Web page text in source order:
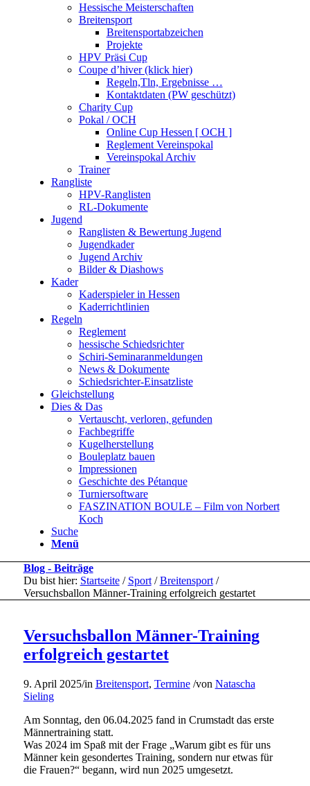
Hessische Meisterschaften
Breitensport
Breitensportabzeichen
Projekte
HPV Präsi Cup
Coupe d’hiver (klick hier)
Regeln,Tln, Ergebnisse …
Kontaktdaten (PW geschützt)
Charity Cup
Pokal / OCH
Online Cup Hessen [ OCH ]
Reglement Vereinspokal
Vereinspokal Archiv
Trainer
Rangliste
HPV-Ranglisten
RL-Dokumente
Jugend
Ranglisten & Bewertung Jugend
Jugendkader
Jugend Archiv
Bilder & Diashows
Kader
Kaderspieler in Hessen
Kaderrichtlinien
Regeln
Reglement
hessische Schiedsrichter
Schiri-Seminaranmeldungen
News & Dokumente
Schiedsrichter-Einsatzliste
Gleichstellung
Dies & Das
Vertauscht, verloren, gefunden
Fachbegriffe
Kugelherstellung
Bouleplatz bauen
Impressionen
Geschichte des Pétanque
Turniersoftware
FASZINATION BOULE – Film von Norbert
Koch
Suche
Menü
Blog - Beiträge
Du bist hier: Startseite / Sport / Breitensport /
Versuchsballon Männer-Training erfolgreich gestartet
Versuchsballon Männer-Training
erfolgreich gestartet
9. April 2025/in Breitensport, Termine /von Natascha
Sieling
Am Sonntag, den 06.04.2025 fand in Crumstadt das erste
Männertraining statt.
Was 2024 im Spaß mit der Frage „Warum gibt es für uns
Männer kein gesondertes Training, sondern nur etwas für
die Frauen?“ begann, wird nun 2025 umgesetzt.